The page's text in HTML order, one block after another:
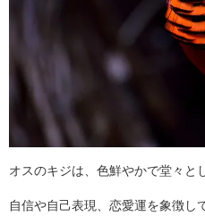
オスのキジは、色鮮やかで堂々と
自信や自己表現、恋愛運を象徴し